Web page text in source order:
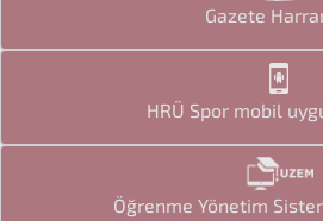
Gazete
HRÜ Spor mobil
Öğrenme Yönetim